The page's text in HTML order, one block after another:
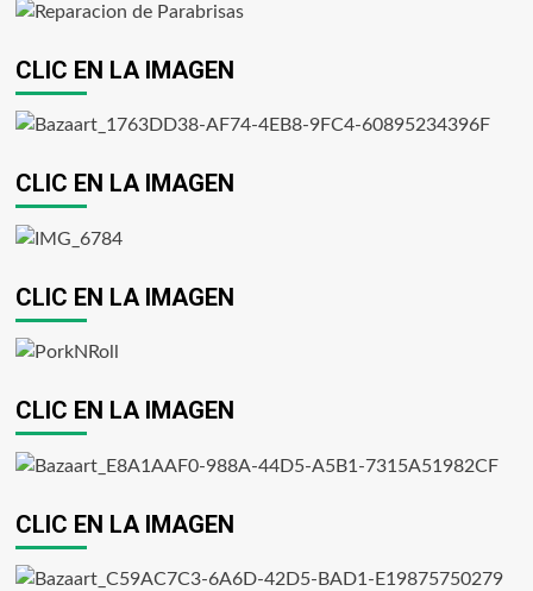
CLIC EN LA IMAGEN
CLIC EN LA IMAGEN
CLIC EN LA IMAGEN
CLIC EN LA IMAGEN
CLIC EN LA IMAGEN